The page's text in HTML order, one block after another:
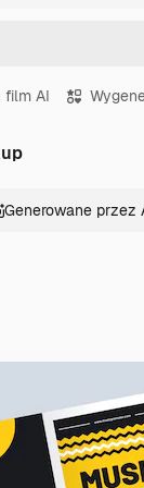
film AI
Generowane przez